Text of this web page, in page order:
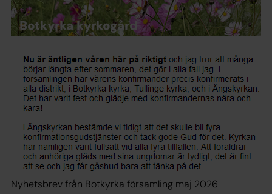
Nyhetsbrev från Botkyrka församling maj 2026